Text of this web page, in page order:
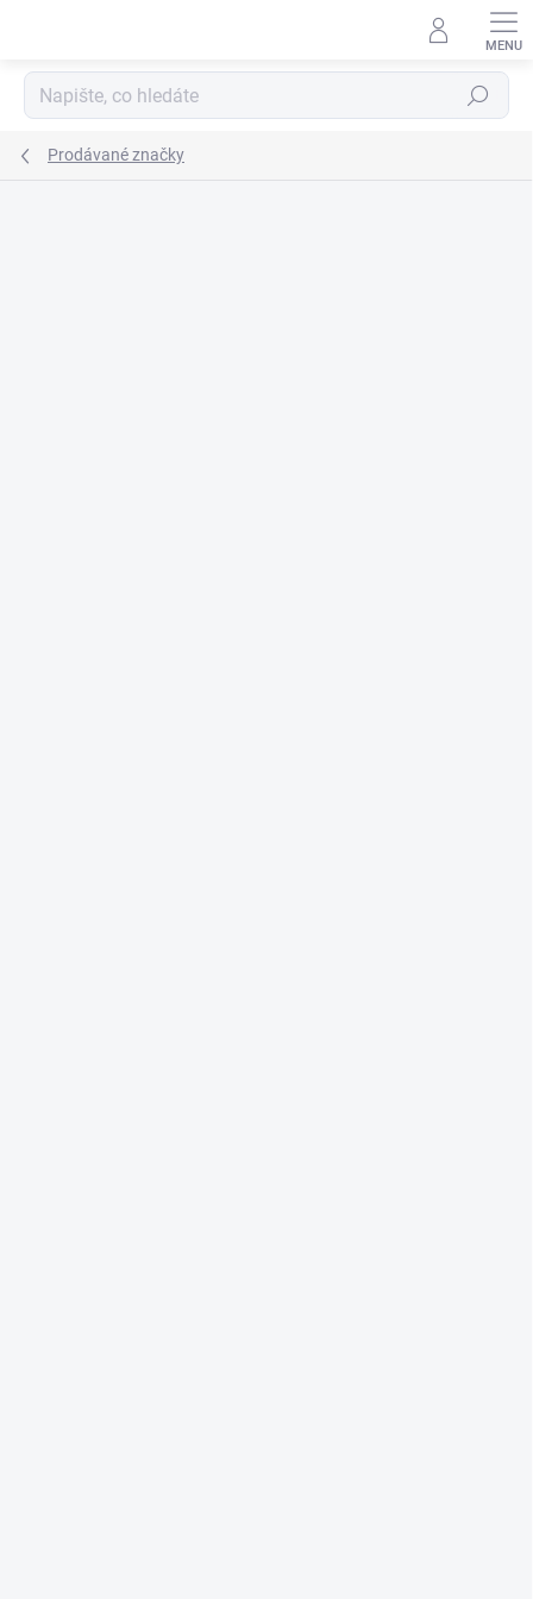
Hledat
Prodávané značky